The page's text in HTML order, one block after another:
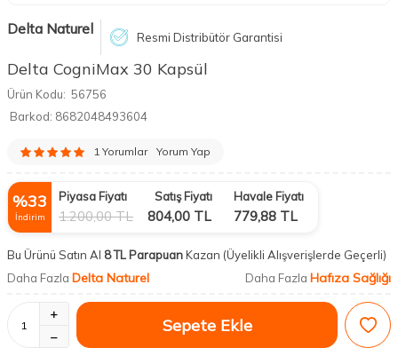
Delta Naturel Resmi Distribütör Garantisi
Delta CogniMax 30 Kapsül
Ürün Kodu: 56756
Barkod: 8682048493604
1 Yorumlar Yorum Yap
%33
İndirim
Piyasa Fiyatı
1.200,00TL
Satış Fiyatı
804,00 TL
Havale Fiyatı
779,88 TL
Bu Ürünü Satın Al 8 TL ParapuanKazan (Üyelikli Alışverişlerde Geçerli)
Daha Fazla Delta Naturel Daha Fazla Hafıza Sağlığı
Sepete Ekle